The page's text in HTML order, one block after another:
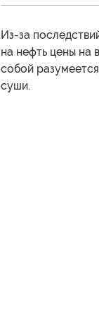
Из-за
на нефть цены на
собой
суши.